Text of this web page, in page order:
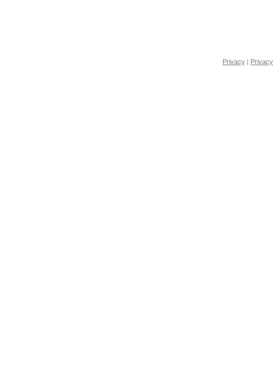
Privacy |